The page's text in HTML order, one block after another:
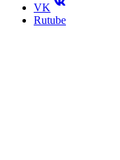
VK
Rutube